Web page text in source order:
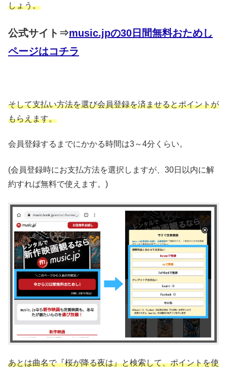
しょう。
公式サイト⇒music.jpの30日間無料おためし
ページはコチラ
そして支払い方法を選び会員登録を済ませるとポイントが
もらえます。
会員登録するまでにかかる時間は3～4分くらい。
(会員登録時にお支払方法を選択しますが、30日以内に解
約すれば無料で使えます。)
あとは曲名で『桜が降る夜は』と検索して、ポイントを使